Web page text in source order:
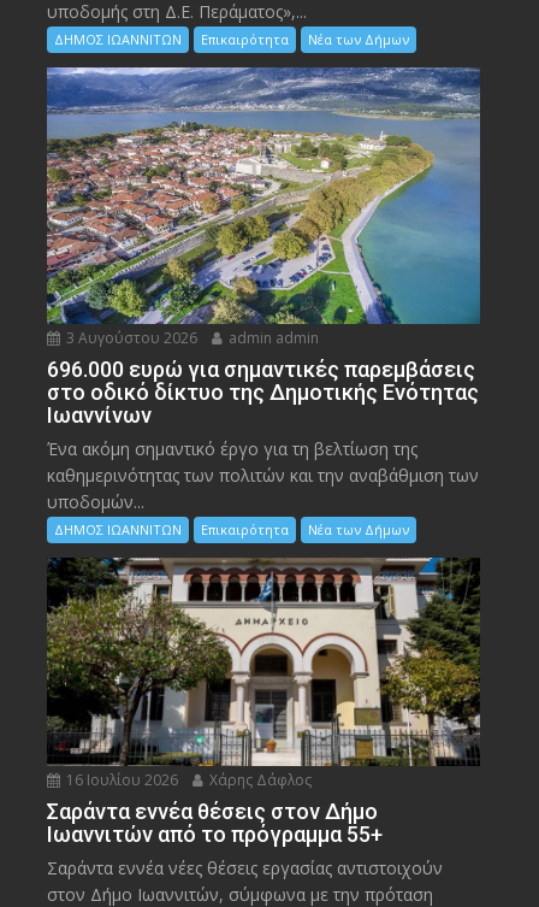
υποδομής στη Δ.Ε. Περάματος»,...
ΔΗΜΟΣ ΙΩΑΝΝΙΤΩΝ Επικαιρότητα Νέα των Δήμων
3 Αυγούστου 2026 admin admin
696.000 ευρώ για σημαντικές παρεμβάσεις
στο οδικό δίκτυο της Δημοτικής Ενότητας
Ιωαννίνων
Ένα ακόμη σημαντικό έργο για τη βελτίωση της
καθημερινότητας των πολιτών και την αναβάθμιση των
υποδομών...
ΔΗΜΟΣ ΙΩΑΝΝΙΤΩΝ Επικαιρότητα Νέα των Δήμων
16 Ιουλίου 2026 Χάρης Δάφλος
Σαράντα εννέα θέσεις στον Δήμο
Ιωαννιτών από το πρόγραμμα 55+
Σαράντα εννέα νέες θέσεις εργασίας αντιστοιχούν
στον Δήμο Ιωαννιτών, σύμφωνα με την πρόταση